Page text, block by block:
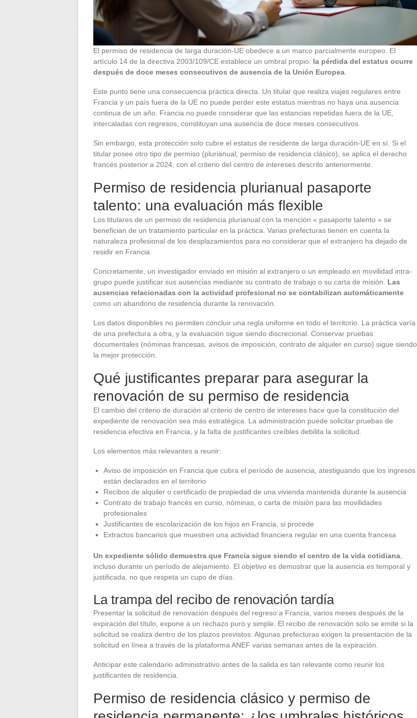
El permiso de residencia de larga duración-UE obedece a un marco parcialmente europeo. El
artículo 14 de la directiva 2003/109/CE establece un umbral propio: la pérdida del estatus ocurre
después de doce meses consecutivos de ausencia de la Unión Europea
Este punto tiene una consecuencia práctica directa. Un titular que realiza viajes regulares entre
Francia y un país fuera de la UE no puede perder este estatus mientras no haya una ausencia
continua de un año. Francia no puede considerar que las estancias repetidas fuera de la UE,
intercaladas con regresos, constituyan una ausencia de doce meses consecutivos.
Sin embargo, esta protección solo cubre el estatus de residente de larga duración-UE en sí. Si el
titular posee otro tipo de permiso (plurianual, permiso de residencia clásico), se aplica el derecho
francés posterior a 2024, con el criterio del centro de intereses descrito anteriormente.
Permiso de residencia plurianual pasaporte
talento: una evaluación más flexible
Los titulares de un permiso de residencia plurianual con la mención « pasaporte talento » se
benefician de un tratamiento particular en la práctica. Varias prefecturas tienen en cuenta la
naturaleza profesional de los desplazamientos para no considerar que el extranjero ha dejado de
residir en Francia.
Concretamente, un investigador enviado en misión al extranjero o un empleado en movilidad intra-
grupo puede justificar sus ausencias mediante su contrato de trabajo o su carta de misión. Las
ausencias relacionadas con la actividad profesional no se contabilizan automáticamente
como un abandono de residencia durante la renovación.
Los datos disponibles no permiten concluir una regla uniforme en todo el territorio. La práctica varía
de una prefectura a otra, y la evaluación sigue siendo discrecional. Conservar pruebas
documentales (nóminas francesas, avisos de imposición, contrato de alquiler en curso) sigue siendo
la mejor protección.
Qué justificantes preparar para asegurar la
renovación de su permiso de residencia
El cambio del criterio de duración al criterio de centro de intereses hace que la constitución del
expediente de renovación sea más estratégica. La administración puede solicitar pruebas de
residencia efectiva en Francia, y la falta de justificantes creíbles debilita la solicitud.
Los elementos más relevantes a reunir:
Aviso de imposición en Francia que cubra el período de ausencia, atestiguando que los ingresos
están declarados en el territorio
Recibos de alquiler o certificado de propiedad de una vivienda mantenida durante la ausencia
Contrato de trabajo francés en curso, nóminas, o carta de misión para las movilidades
profesionales
Justificantes de escolarización de los hijos en Francia, si procede
Extractos bancarios que muestren una actividad financiera regular en una cuenta francesa
Un expediente sólido demuestra que Francia sigue siendo el centro de la vida cotidiana
incluso durante un período de alejamiento. El objetivo es demostrar que la ausencia es temporal y
justificada, no que respeta un cupo de días.
La trampa del recibo de renovación tardía
Presentar la solicitud de renovación después del regreso a Francia, varios meses después de la
expiración del título, expone a un rechazo puro y simple. El recibo de renovación solo se emite si la
solicitud se realiza dentro de los plazos previstos. Algunas prefecturas exigen la presentación de la
solicitud en línea a través de la plataforma ANEF varias semanas antes de la expiración.
Anticipar este calendario administrativo antes de la salida es tan relevante como reunir los
justificantes de residencia.
Permiso de residencia clásico y permiso de